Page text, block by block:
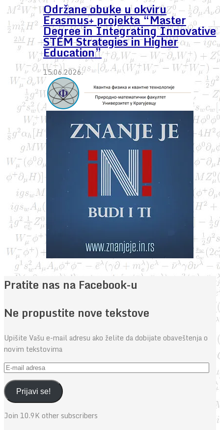
Održane obuke u okviru
Erasmus+ projekta “Master
Degree in Integrating Innovative
STEM Strategies in Higher
Education”
15.06.2026.
Pratite nas na Facebook-u
Ne propustite nove tekstove
Upišite Vašu e-mail adresu ako želite da dobijate obaveštenja o
novim tekstovima
E-
mail
adresaPrijavi se!
Join 10.9K other subscribers